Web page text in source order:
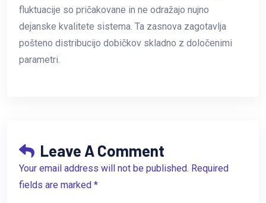
fluktuacije so pričakovane in ne odražajo nujno
dejanske kvalitete sistema. Ta zasnova zagotavlja
pošteno distribucijo dobičkov skladno z določenimi
parametri.
Leave A Comment
Your email address will not be published. Required
fields are marked *